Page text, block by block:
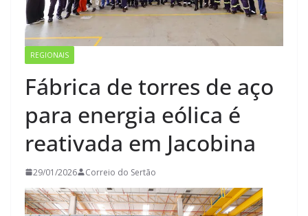
REGIONAIS
Fábrica de torres de aço
para energia eólica é
reativada em Jacobina
29/01/2026 Correio do Sertão